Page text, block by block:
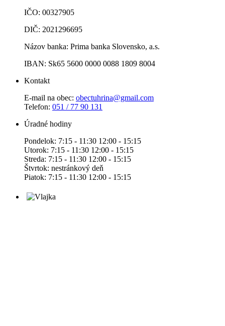
IČO: 00327905
DIČ: 2021296695
Názov banka: Prima banka Slovensko, a.s.
IBAN: Sk65 5600 0000 0088 1809 8004
Kontakt
E-mail na obec: obectuhrina@gmail.com
Telefon: 051 / 77 90 131
Úradné hodiny
Pondelok: 7:15 - 11:30 12:00 - 15:15
Utorok: 7:15 - 11:30 12:00 - 15:15
Streda: 7:15 - 11:30 12:00 - 15:15
Štvrtok: nestránkový deň
Piatok: 7:15 - 11:30 12:00 - 15:15